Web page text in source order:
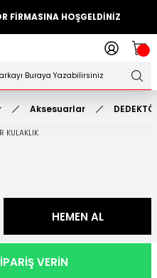
FİRMASINA HOŞGELDİNİZ
Aksesuarlar
HEMEN AL
VERİN